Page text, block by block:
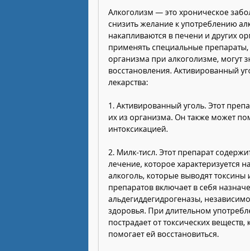
Алкоголизм — это хроническое
снизить желание к употреблению
накапливаются в печени и других
применять специальные
организма при алкоголизме, могут
восстановления. Активированный
лекарства:
1. Активированный уголь. Этот
их из организма. Он также может
интоксикацией.
2. Милк-тисл. Этот препарат
лечение, которое характеризуется
алкоголь, которые выводят
препаратов включает в себя
альдегиддегидрогеназы,
здоровья. При длительном
пострадает от токсических
помогает ей восстановиться.